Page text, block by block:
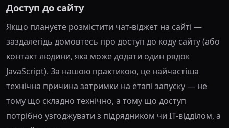
Доступ до сайту
Якщо плануєте розмістити чат-віджет на сайті —
заздалегідь домовтесь про доступ до коду сайту (або
контакт людини, яка може додати один рядок
JavaScript). За нашою практикою, це найчастіша
технічна причина затримки на етапі запуску — не
тому що складно технічно, а тому що доступ
потрібно узгоджувати з підрядником чи IT-відділом, а